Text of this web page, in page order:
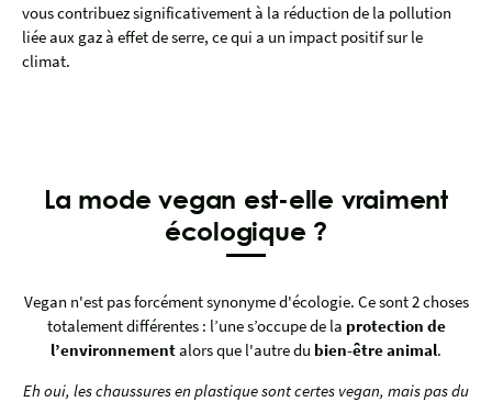
vous contribuez significativement à la réduction de la pollution
liée aux gaz à effet de serre, ce qui a un impact positif sur le
climat.
La mode vegan est-elle vraiment
écologique ?
Vegan n'est pas forcément synonyme d'écologie. Ce sont 2 choses
totalement différentes : l’une s’occupe de la protection de
l’environnementalors que l'autre du bien-être animal.
Eh oui, les chaussures en plastique sont certes vegan, mais pas du